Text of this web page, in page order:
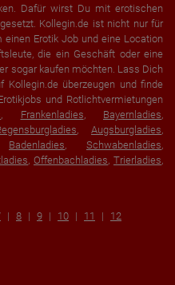
Dafür wirst Du mit erotischen
Kollegin.de ist nicht nur für
Erotik Job und eine Location
die ein Geschäft oder eine
sogar kaufen möchten. Lass Dich
überzeugen und finde
und Rotlichtvermietungen
Frankenladies Bayernladies
,Augsburgladies
Badenladies Schwabenladies
Offenbachladies Trierladies
8 9 10 11 12